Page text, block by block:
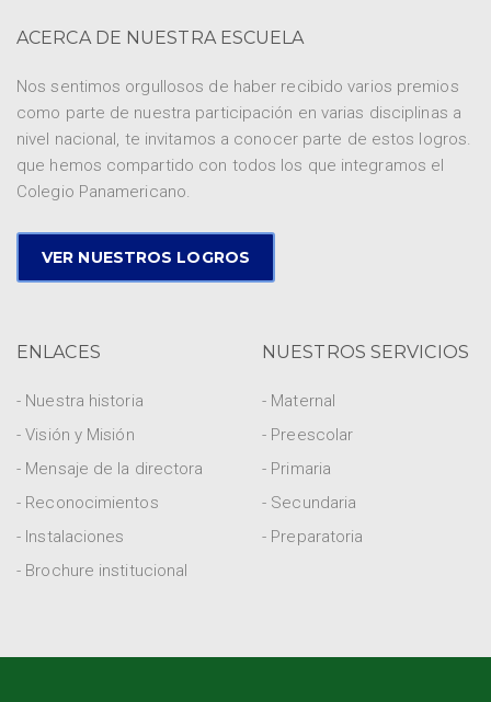
ACERCA DE NUESTRA ESCUELA
Nos sentimos orgullosos de haber recibido varios premios
como parte de nuestra participación en varias disciplinas a
nivel nacional, te invitamos a conocer parte de estos logros.
que hemos compartido con todos los que integramos el
Colegio Panamericano.
VER NUESTROS LOGROS
ENLACES
- Nuestra historia
- Visión y Misión
- Mensaje de la directora
- Reconocimientos
- Instalaciones
- Brochure institucional
NUESTROS SERVICIOS
- Maternal
- Preescolar
- Primaria
- Secundaria
- Preparatoria